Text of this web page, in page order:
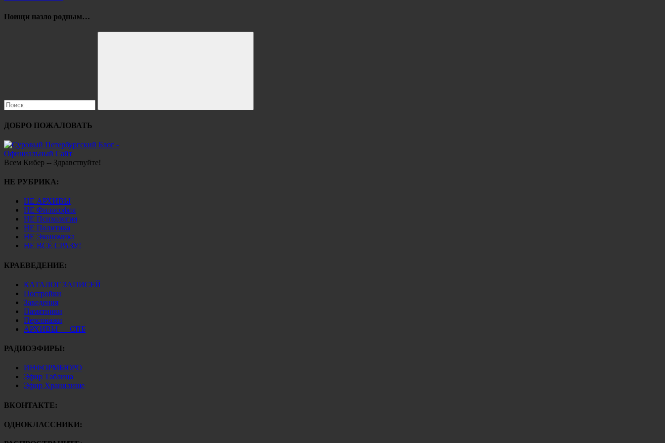
Поищи назло родным…
Поиск
ДОБРО ПОЖАЛОВАТЬ
Всем Кибер -- Здравствуйте!
НЕ РУБРИКА:
НЕ АРХИВЫ
НЕ Философия
НЕ Психология
НЕ Политика
НЕ Экономика
НЕ ВСЁ СРАЗУ!
КРАЕВЕДЕНИЕ:
КАТАЛОГ ЗАПИСЕЙ
Постройки
Заведения
Памятники
Персонажи
АРХИВЫ — СПБ
РАДИОЭФИРЫ:
ИНФОРМБЮРО
Эфир Таблица
Эфир Хранилище
ВКОНТАКТЕ:
ОДНОКЛАССНИКИ: